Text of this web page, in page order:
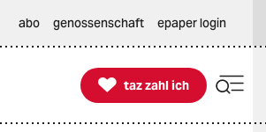
abo genossenschaft epaper login

taz zahl ich
taz zahl ich